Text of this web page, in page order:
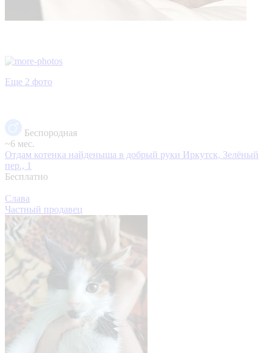
Еще 2 фото
Беспородная
~6 мес.
Отдам котенка найденыша в добрый руки Иркутск, Зелёный
пер., 1
Бесплатно
Слава
Частный продавец